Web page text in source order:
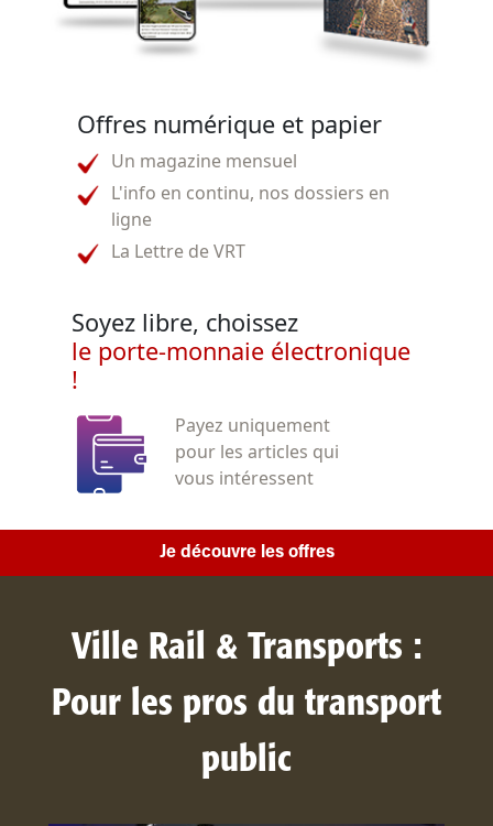
Offres numérique et papier
Un magazine mensuel
L'info en continu, nos dossiers en
ligne
La Lettre de VRT
Soyez libre, choissez
le porte-monnaie électronique
!
Payez uniquement
pour les articles qui
vous intéressent
Je découvre les offres
Ville Rail & Transports :
Pour les pros du transport
public